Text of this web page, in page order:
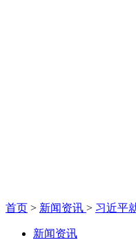
首页 > 新闻资讯 > 习近平
新闻资讯